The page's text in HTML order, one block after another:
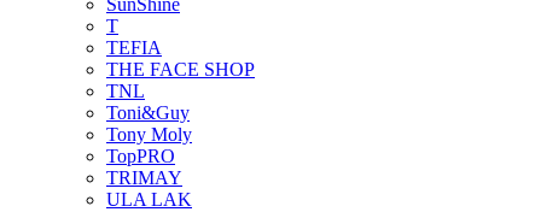
SunShine
T
TEFIA
THE FACE SHOP
TNL
Toni&Guy
Tony Moly
TopPRO
TRIMAY
ULA LAK